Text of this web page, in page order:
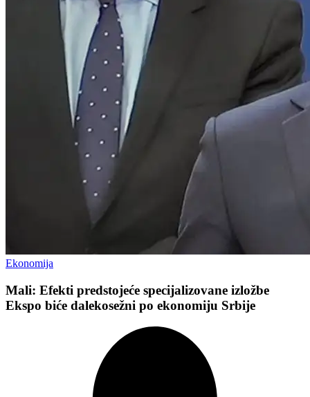
Ekonomija
Mali: Efekti predstojeće specijalizovane izložbe
Ekspo biće dalekosežni po ekonomiju Srbije